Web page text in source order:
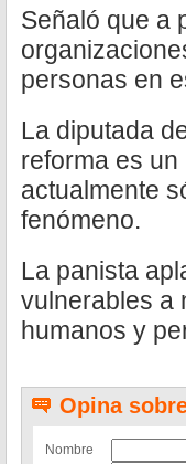
Señaló que a
personas en
La diputada
reforma es
actualmente
fenómeno.
La panista
vulnerables a
humanos y
Opina
Nombre